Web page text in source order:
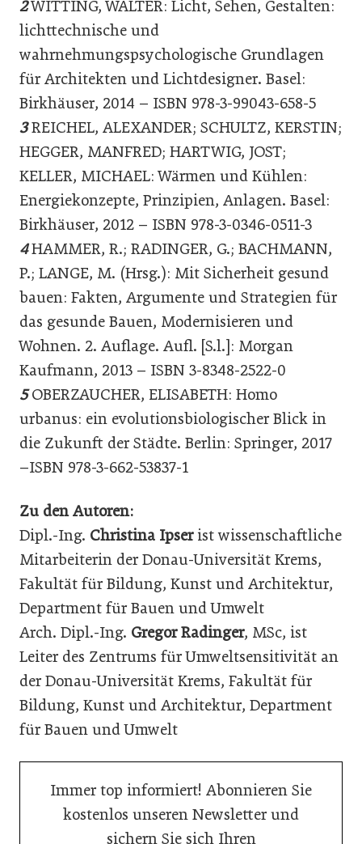
2WITTING, WALTER: Licht, Sehen, Gestalten:
lichttechnische und
wahrnehmungspsychologische Grundlagen
für Architekten und Lichtdesigner. Basel:
Birkhäuser, 2014 – ISBN 978-3-99043-658-5
3REICHEL, ALEXANDER; SCHULTZ, KERSTIN;
HEGGER, MANFRED; HARTWIG, JOST;
KELLER, MICHAEL: Wärmen und Kühlen:
Energiekonzepte, Prinzipien, Anlagen. Basel:
Birkhäuser, 2012 – ISBN 978-3-0346-0511-3
4HAMMER, R.; RADINGER, G.; BACHMANN,
P.; LANGE, M. (Hrsg.): Mit Sicherheit gesund
bauen: Fakten, Argumente und Strategien für
das gesunde Bauen, Modernisieren und
Wohnen. 2. Auflage. Aufl. [S.l.]: Morgan
Kaufmann, 2013 – ISBN 3-8348-2522-0
5OBERZAUCHER, ELISABETH: Homo
urbanus: ein evolutionsbiologischer Blick in
die Zukunft der Städte. Berlin: Springer, 2017
–ISBN 978-3-662-53837-1
Zu den Autoren:
Dipl.-Ing. Christina Ipserist wissenschaftliche
Mitarbeiterin der Donau-Universität Krems,
Fakultät für Bildung, Kunst und Architektur,
Department für Bauen und Umwelt
Arch. Dipl.-Ing. Gregor Radinger, MSc, ist
Leiter des Zentrums für Umweltsensitivität an
der Donau-Universität Krems, Fakultät für
Bildung, Kunst und Architektur, Department
für Bauen und Umwelt
Immer top informiert! Abonnieren Sie
kostenlos unseren Newsletter und
sichern Sie sich Ihren